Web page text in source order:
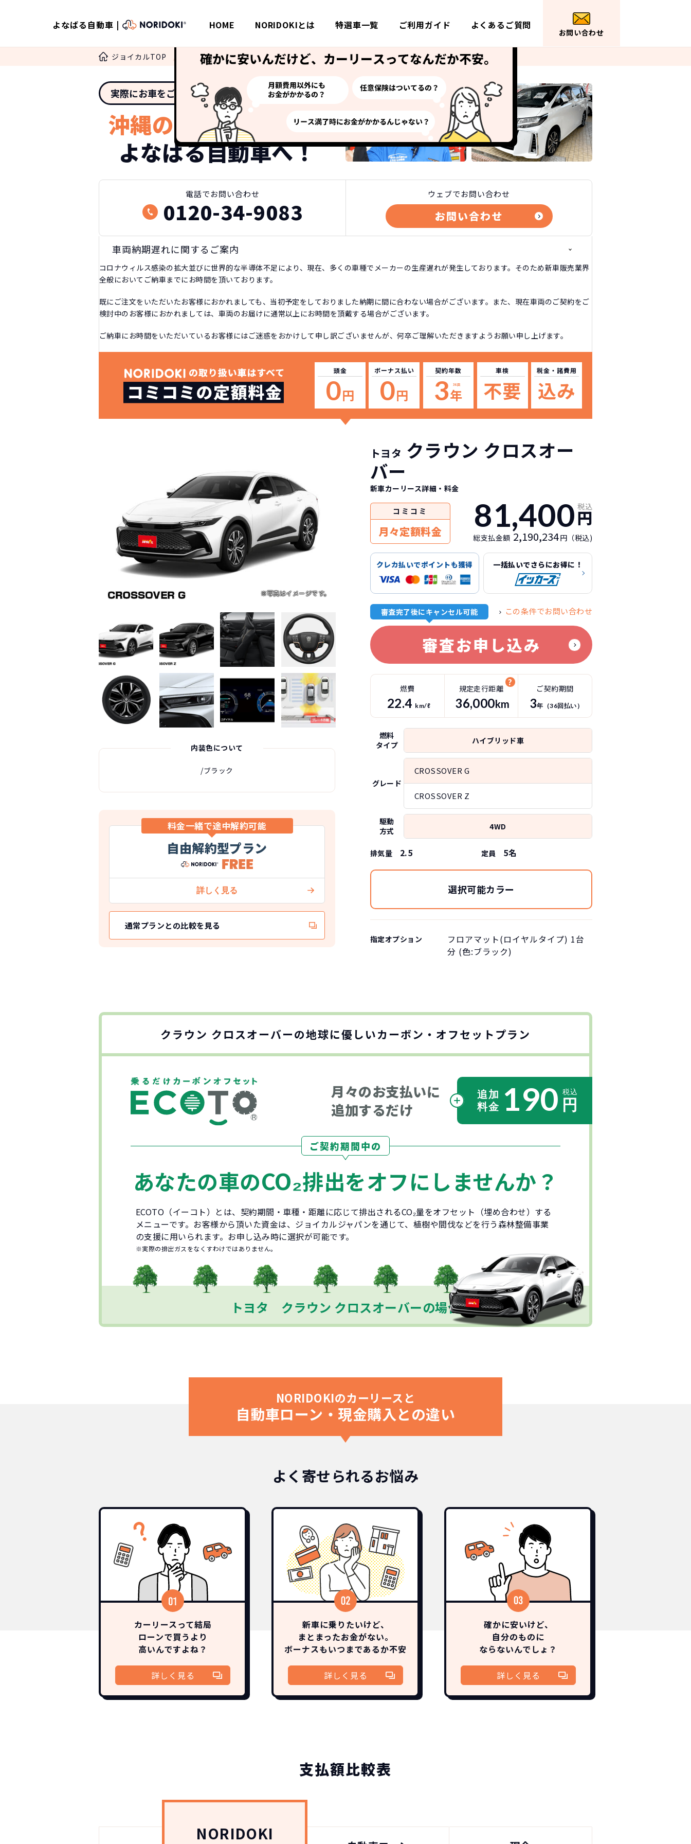
よなばる自動車 | HOME NORIDOKIとは 特選車一覧 ご利用ガイド よくあるご質問
お問い合わせ
ジョイカルTOP ノリドキ 特選車一覧 トヨタ クラウン クロスオーバーの新車リース詳細・料金
実際にお車をご覧になりたい方はご来店ください！
沖縄のカーリースなら
よなばる自動車へ！
電話でお問い合わせ
0120-34-9083
ウェブでお問い合わせ
お問い合わせ
車両納期遅れに関するご案内
コロナウィルス感染の拡大並びに世界的な半導体不足により、現在、多くの車種でメーカーの生産遅れが発生しております。そのため新車販売業界
全般においてご納車までにお時間を頂いております。
既にご注文をいただいたお客様におかれましても、当初予定をしておりました納期に間に合わない場合がございます。また、現在車両のご契約をご
検討中のお客様におかれましては、車両のお届けに通常以上にお時間を頂戴する場合がございます。
ご納車にお時間をいただいているお客様にはご迷惑をおかけして申し訳ございませんが、何卒ご理解いただきますようお願い申し上げます。
頭金
0円
ボーナス払い
0円
契約年数
3年
36回
車検
不要
税金 ・諸費用
込み
トヨタ クラウン クロスオー
バー
新車カーリース詳細 ・料金
コミ コミ
月々定額料金 81,400 税込
円
総支払金額 2,190,234円（税込)
クレカ払いでポイントも獲得 一括払いでさらにお得に！
審査完了後にキャンセル可能 この条件でお問い合わせ
審査お申し込み
燃費
22.4 km/ℓ
規定走行距離
36,000km
ご契約期間
3年（36回払い）
燃料
タイプ
ハイブリッド車
グレード
CROSSOVER G
CROSSOVER Z
駆動
方式
4WD
排気量 2.5 定員 5名
選択可能カラー
指定オプション
フロアマット(ロイヤルタイプ) 1台
分 (色:ブラック)
内装色について
/ブラック
料金一緒で途中解約可能
自由解約型プラン
通常プランとの比較を見る
クラウン クロスオーバーの地球に優しいカーボン・オフセットプラン
月々のお支払いに
追加するだけ
190
ご契約期間中の
あなたの車のCO₂排出をオフにしませんか？
ECOTO（イーコト）とは、契約期間・車種・距離に応じて排出されるCO₂量をオフセット（埋め合わせ）する
メニューです。お客様から頂いた資金は、ジョイカルジャパンを通じて、植樹や間伐などを行う森林整備事業
の支援に用いられます。お申し込み時に選択が可能です。
※実際の排出ガスをなくすわけではありません。
トヨタ クラウン クロスオーバーの場合
NORIDOKIのカーリースと
自動車ローン・現金購入との違い
よく寄せられるお悩み
カーリースって結局
ローンで買うより
高いんですよね？
詳しく見る
新車に乗りたいけど、
まとまったお金がない。
ボーナスもいつまであるか不安
詳しく見る
確かに安いけど、
自分のものに
ならないんでしょ？
詳しく見る
支払額比較表
NORIDOKI
どこよりも安くご契約いただけます！
頭金不要で超低価格！憧れのクルマが手軽に乗れます！
短期間だから安心！
常に新車なので故障の心配がありませんし、急なライフスタイルの変化にも対応が可能です。
月々定額料金で安心
月々「定額料金」をお支払いいただくだけでご利用いただけます。